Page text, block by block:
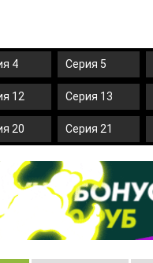
4 Серия 5
12 Серия 13
20 Серия 21